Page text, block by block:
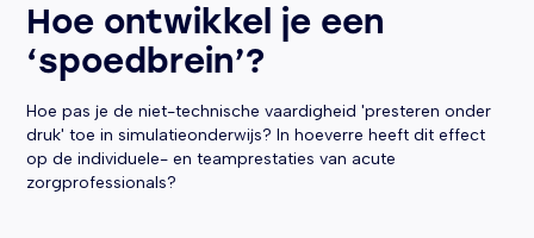
Hoe ontwikkel je een
‘spoedbrein’?
Hoe pas je de niet-technische vaardigheid 'presteren onder
druk' toe in simulatieonderwijs? In hoeverre heeft dit effect
op de individuele- en teamprestaties van acute
zorgprofessionals?